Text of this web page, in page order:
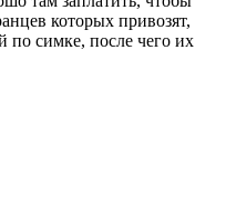
которых привозят,
по симке, после чего их